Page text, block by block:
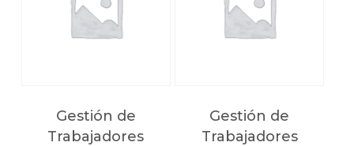
Gestión de
Trabajadores
Gestión de
Trabajadores